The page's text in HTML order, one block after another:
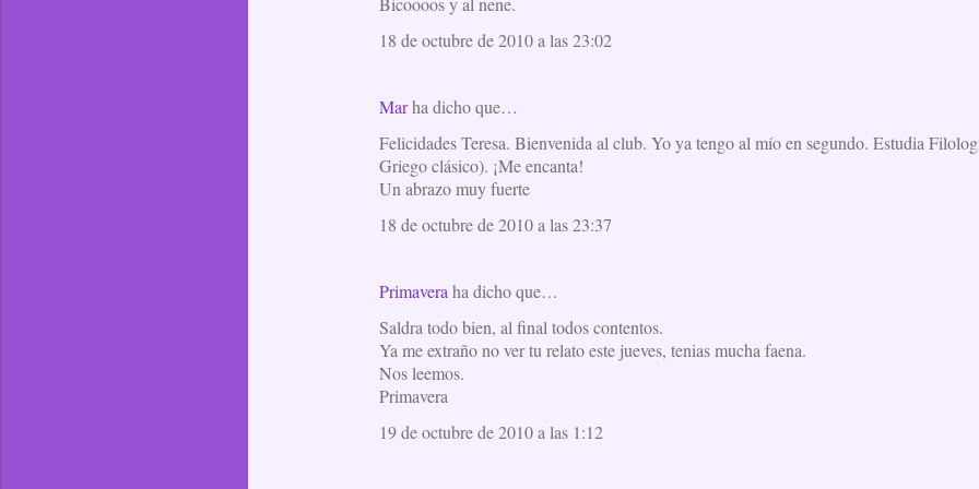
18 de octubre de 2010 a las 23:02
Marha dicho que…
Felicidades Teresa. Bienvenida al club. Yo ya tengo al mío en segundo. Estudia
Griego clásico). ¡Me encanta!
Un abrazo muy fuerte
18 de octubre de 2010 a las 23:37
Primavera ha dicho que…
Saldra todo bien, al final todos contentos.
Ya me extraño no ver tu relato este jueves, tenias mucha faena.
Nos leemos.
Primavera
19 de octubre de 2010 a las 1:12